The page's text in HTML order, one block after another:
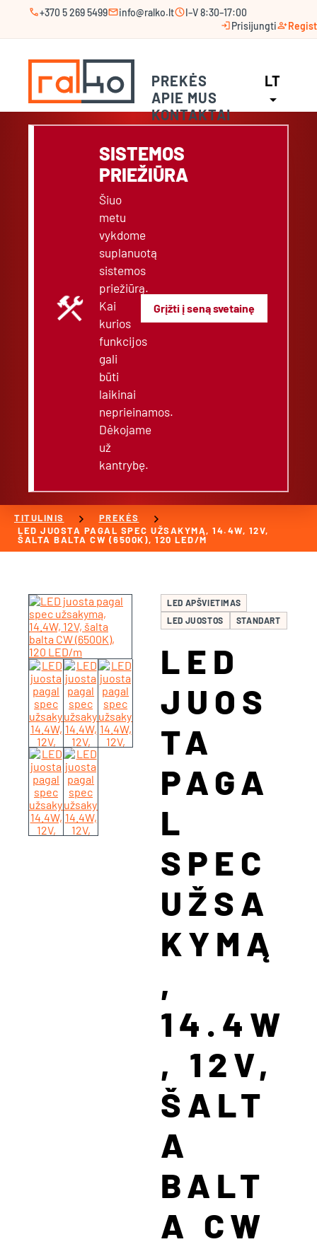
call+370 5 269 5499mailinfo@ralko.ltscheduleI–V 8:30–17:00
loginPrisijungtiperson_add
PREKĖS
APIE MUS
KONTAKTAI
LT
arrow_drop_down
construction
SISTEMOS
PRIEŽIŪRA
Šiuo
metu
vykdome
suplanuotą
sistemos
priežiūrą.
Kai
kurios
funkcijos
gali
būti
laikinai
neprieinamos.
Dėkojame
už
kantrybę.
Grįžti į seną svetainę
TITULINIS chevron_right PREKĖS chevron_right
LED JUOSTA PAGAL SPEC UŽSAKYMĄ, 14.4W, 12V,
ŠALTA BALTA CW (6500K), 120 LED/M
LED APŠVIETIMAS
LED JUOSTOS
STANDART
LED
JUOS
TA
PAGA
L
SPEC
UŽSA
KYMĄ
,
14.4W
, 12V,
ŠALT
A
BALT
A CW